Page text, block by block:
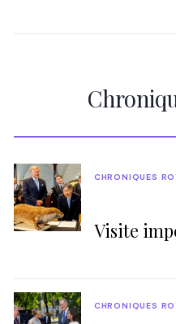
Visite
CHRONIQUES
CHRONIQUES